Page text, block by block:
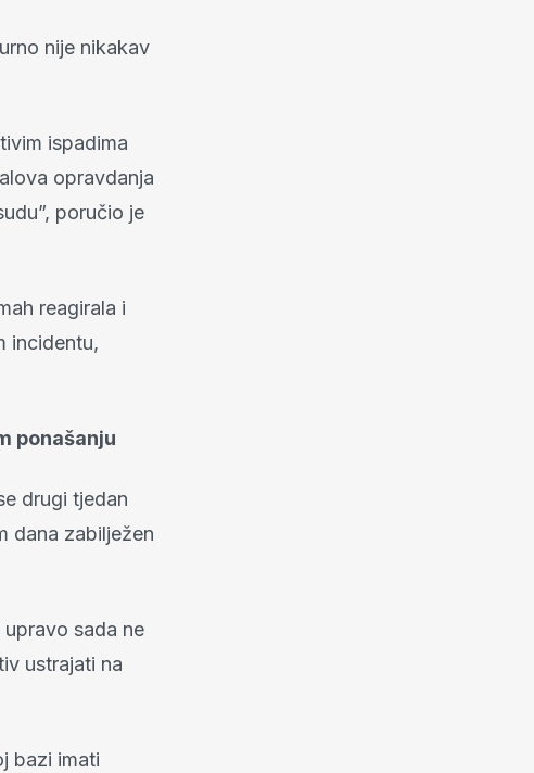
nije nikakav
ispadima
opravdanja
poručio je
reagirala i
incidentu,
ponašanju
drugi tjedan
dana zabilježen
sada ne
ustrajati na
bazi imati